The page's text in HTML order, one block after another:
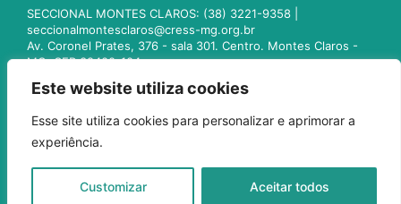
Este website utiliza cookies
Esse site utiliza cookies para personalizar e aprimorar a
experiência.
Customizar Aceitar todos
SECCIONAL MONTES CLAROS: (38) 3221-9358 |
seccionalmontesclaros@cress-mg.org.br
Av. Coronel Prates, 376 - sala 301. Centro. Montes Claros -
MG. CEP 39400-104
seccionaluberlandia@cress-mg.org.br
Av. Afonso Pena, 547 - sala 101. Uberlândia - MG. CEP